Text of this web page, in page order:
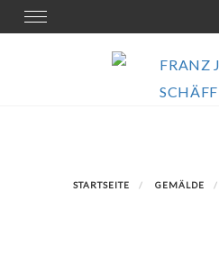
Skip
to
Toggle
navigation
STARTSEITE GEMÄLDE